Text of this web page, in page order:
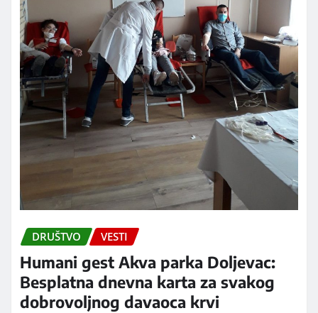
DRUŠTVO VESTI
Humani gest Akva parka Doljevac:
Besplatna dnevna karta za svakog
dobrovoljnog davaoca krvi